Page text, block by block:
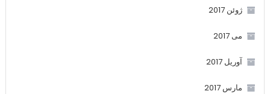
ژوئن 2017
می 2017
آوریل 2017
مارس 2017